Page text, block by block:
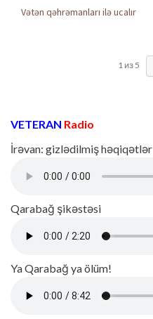
Vətən qəhrəmanları ilə ucalır
1 из5
VETERAN Radio
İrəvan: gizlədilmiş həqiqətlər
Qarabağ şikəstəsi
Ya Qarabağ ya ölüm!